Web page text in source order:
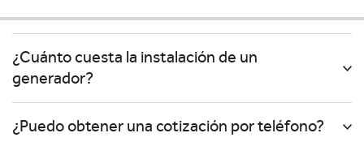
¿Cuánto cuesta la instalación de un
generador?
¿Puedo obtener una cotización por teléfono?